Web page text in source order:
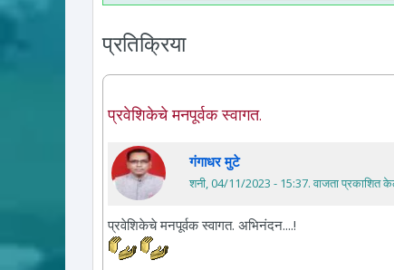
प्रतिक्रिया
प्रवेशिकेचे मनपूर्वक स्वागत.
गंगाधर मुटे
शनी, 04/11/2023 - 15:37. वाजता प्रकाशित
प्रवेशिकेचे मनपूर्वक स्वागत. अभिनंदन....!